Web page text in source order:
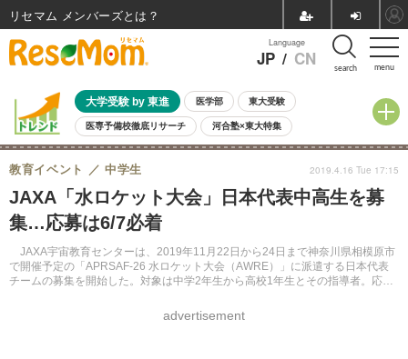
menu
Language
JP / CN search
大学受験 by 東進 医学部 東大受験
医専予備校徹底リサーチ 河合塾×東大特集
親子で考える大学選び 高校受験 中学受験 小学校受験
共通テスト 夏休み
8月開催イベント・WS 全国公立高校 過去問 人気記事
自由研究教材（小学生向け）
JAXA「水ロケット大会」日本代表中高生を募
集…応募は6/7必着
JAXA宇宙教育センターは、2019年11月22日から24日まで神奈川県相模原市
で開催予定の「APRSAF-26 水ロケット大会（AWRE）」に派遣する日本代表
チームの募集を開始した。対象は中学2年生から高校1年生とその指導者。応募
教育イベント 中学生
advertisement
2019.4.16 Tue 17:15
リセマム メンバーズ